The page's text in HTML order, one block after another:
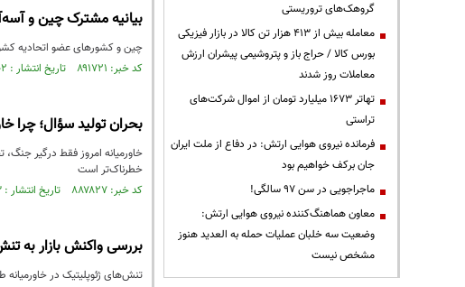
بیانیه مشترک چین و
چین و کشورهای عضو اتحادیه
کد خبر: ۸۹۱۷۲۱ تاریخ انتشار : ۱۴۰۵/۰۵/۰۲
بحران تولید سؤال؛ چرا
خاورمیانه امروز فقط درگیر
خطرناک‌تر است
کد خبر: ۸۸۷۸۲۷ تاریخ انتشار : ۱۴۰۵/۰۳/۰۳
بررسی واکنش بازار به
تنش‌های ژئوپلیتیک در
گروهک‌های تروریستی
معامله بیش از ۴۱۳ هزار تن کالا در بازار فیزیکی
بورس کالا / حراج باز و پتروشیمی پیشران ارزش
معاملات روز شدند
تهاتر ۱۶۷۳ میلیارد تومان از اموال شرکت‌های
تراستی
فرمانده نیروی هوایی ارتش: در دفاع از ملت ایران
جان برکف خواهیم بود
ماجراجویی در سن ۹۷ سالگی!
معاون هماهنگ‌کننده نیروی هوایی ارتش:
وضعیت سه خلبان عملیات حمله به العدید هنوز
مشخص نیست